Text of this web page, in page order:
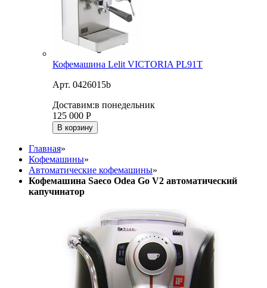
Кофемашина Lelit VICTORIA PL91T
Арт. 0426015b
Доставим:в понедельник
125 000 Р
В корзину
Главная»
Кофемашины»
Автоматические кофемашины»
Кофемашина Saeco Odea Go V2 автоматический
капучинатор